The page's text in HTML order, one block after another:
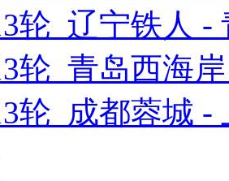
轮 辽宁铁人 -
轮 青岛西海
轮 成都蓉城 -